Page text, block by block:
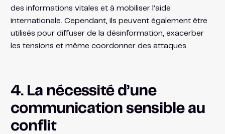
des informations vitales et à mobiliser l’aide
internationale. Cependant, ils peuvent également être
utilisés pour diffuser de la désinformation, exacerber
les tensions et même coordonner des attaques.
4. La nécessité d’une
communication sensible au
conflit